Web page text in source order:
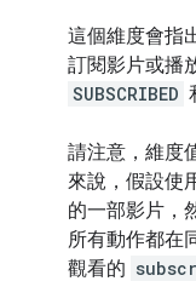
這個維度會指
訂閱影片或播
SUBSCRIBED
請注意，維度
來說，假設使
的一部影片，
所有動作都在
觀看的